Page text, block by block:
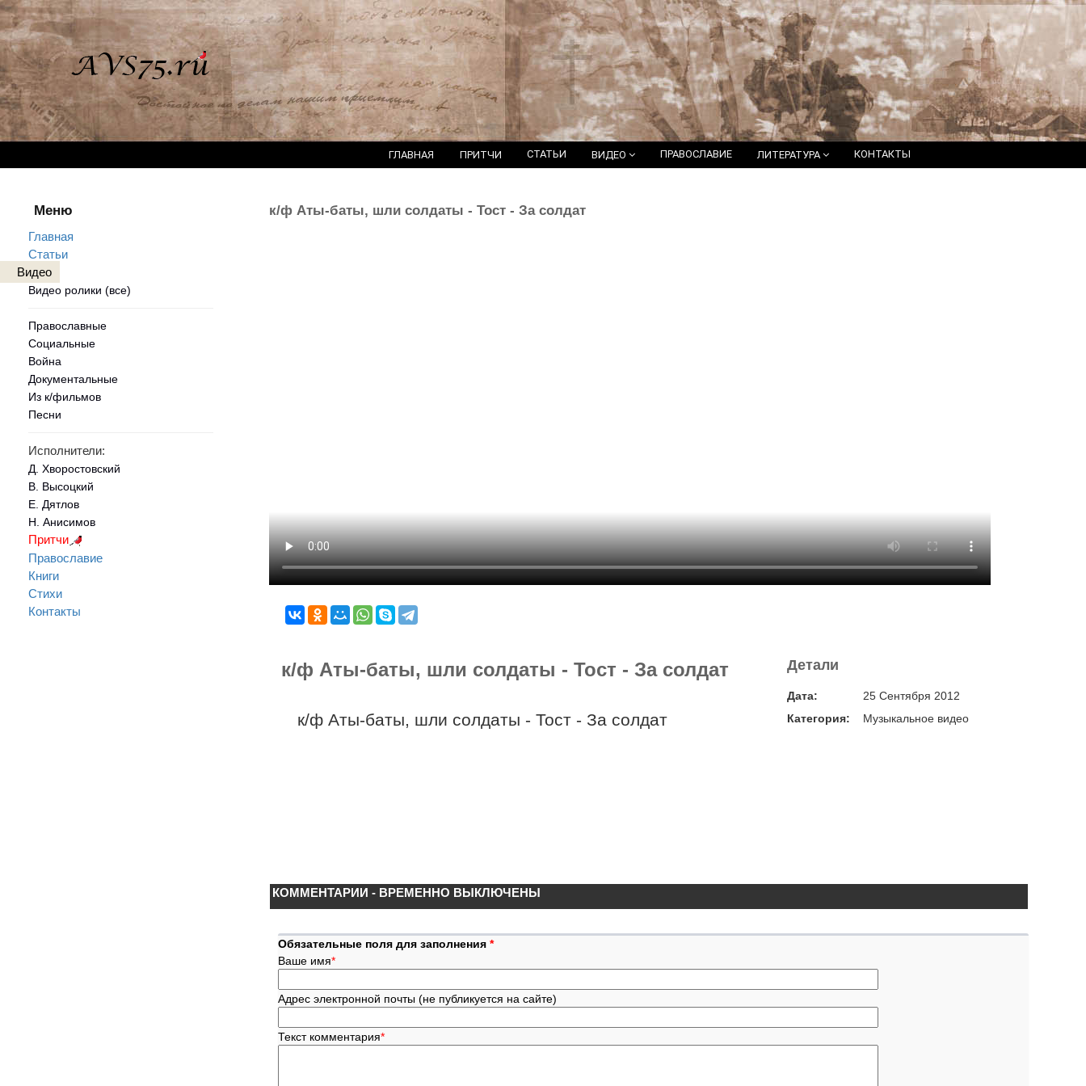
ГЛАВНАЯ ПРИТЧИ СТАТЬИ ВИДЕО ПРАВОСЛАВИЕ ЛИТЕРАТУРА КОНТАКТЫ
Меню
Главная
Статьи
Видео
Видео ролики (все)
Православные
Социальные
Война
Документальные
Из к/фильмов
Песни
Исполнители:
Д. Хворостовский
В. Высоцкий
Е. Дятлов
Н. Анисимов
Притчи
Православие
Книги
Стихи
Контакты
к/ф Аты-баты, шли солдаты - Тост - За солдат
к/ф Аты-баты, шли солдаты - Тост - За солдат
к/ф Аты-баты, шли солдаты - Тост - За солдат
Детали
Дата:
25 Сентября 2012
Категория:
Музыкальное видео
КОММЕНТАРИИ - ВРЕМЕННО ВЫКЛЮЧЕНЫ
Обязательные поля для заполнения *
Ваше имя*
Адрес электронной почты (не публикуется на сайте)
Текст комментария*